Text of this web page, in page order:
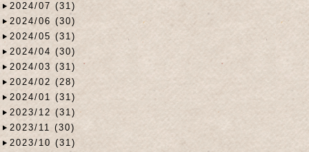
2024/07 (31)
2024/06 (30)
2024/05 (31)
2024/04 (30)
2024/03 (31)
2024/02 (28)
2024/01 (31)
2023/12 (31)
2023/11 (30)
2023/10 (31)